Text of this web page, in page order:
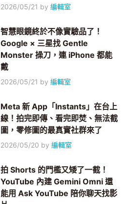
2026/05/21 by編輯室
智慧眼鏡終於不像實驗品了！
Google × 三星找 Gentle
Monster 操刀，連 iPhone 都能
戴
2026/05/21 by編輯室
Meta 新 App「Instants」在台上
線！拍完即傳、看完即焚、無法截
圖，零修圖的最真實社群來了
2026/05/20 by編輯室
拍 Shorts 的門檻又矮了一截！
YouTube 內建 Gemini Omni 還
能用 Ask YouTube 陪你聊天找影